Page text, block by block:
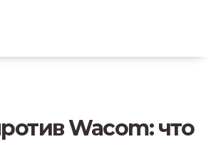
Wacom: что